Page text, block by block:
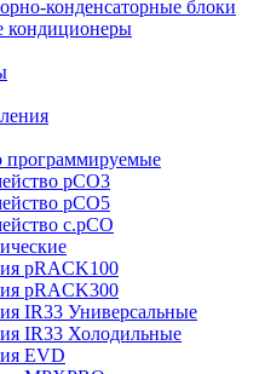
конденсаторные блоки
программируемые
pCO3
pCO5
c.pCO
pRACK100
pRACK300
IR33 Универсальные
IR33 Холодильные
EVD